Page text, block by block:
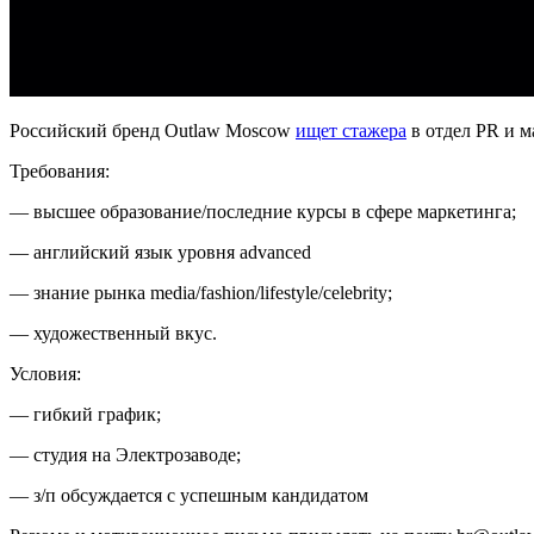
Российский бренд Outlaw Moscow ищет стажера в отдел PR и
Требования:
— высшее образование/последние курсы в сфере маркетинга;
— английский язык уровня advanced
— знание рынка media/fashion/lifestyle/celebrity;
— художественный вкус.
Условия:
— гибкий график;
— студия на Электрозаводе;
— з/п обсуждается с успешным кандидатом